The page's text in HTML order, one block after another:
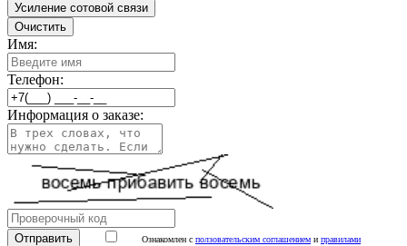
Усиление сотовой связи
Очистить
Имя:
Телефон:
Информация о заказе:
Ознакомлен с ползовательским соглашением и правилами